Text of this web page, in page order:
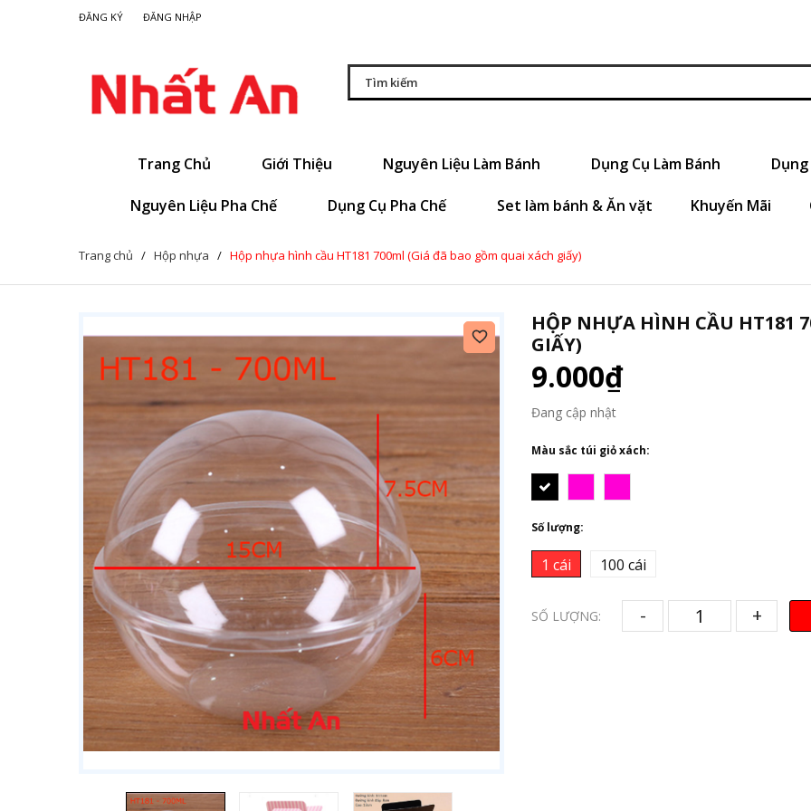
ĐĂNG KÝ ĐĂNG NHẬP
Trang Chủ Giới Thiệu Nguyên Liệu Làm Bánh Dụng Cụ Làm Bánh
Nguyên Liệu Pha Chế Dụng Cụ Pha Chế Set làm bánh & Ăn vặt Khuyến Mãi
Trang chủ / Hộp nhựa / Hộp nhựa hình cầu HT181 700ml (Giá đã bao gồm quai xách giấy)
HỘP NHỰA HÌNH CẦU HT181
GIẤY)
9.000₫
Đang cập nhật
Màu sắc túi giỏ xách:
Số lượng:
1 cái 100 cái
SỐ LƯỢNG: - +